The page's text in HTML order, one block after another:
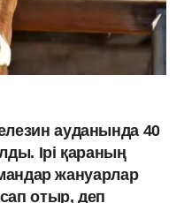
ауданында 40
Ірі қараның
жануарлар
отыр, деп